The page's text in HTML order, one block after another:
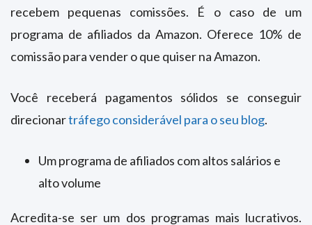
recebem pequenas comissões. É o caso de um
programa de afiliados da Amazon. Oferece 10% de
comissão para vender o que quiser na Amazon.
Você receberá pagamentos sólidos se conseguir
direcionartráfego considerável para o seu blog.
Um programa de afiliados com altos salários e
alto volume
Acredita-se ser um dos programas mais lucrativos.